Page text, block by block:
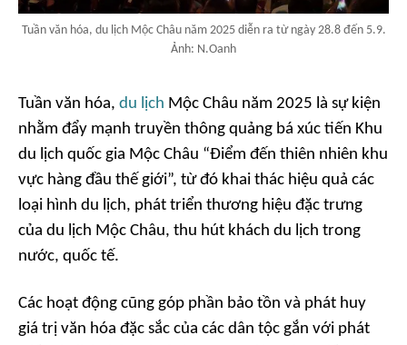
Tuần văn hóa, du lịch Mộc Châu năm 2025 diễn ra từ ngày 28.8 đến 5.9.
Ảnh: N.Oanh
Tuần văn hóa, du lịch Mộc Châu năm 2025 là sự kiện
nhằm đẩy mạnh truyền thông quảng bá xúc tiến Khu
du lịch quốc gia Mộc Châu “Điểm đến thiên nhiên khu
vực hàng đầu thế giới”, từ đó khai thác hiệu quả các
loại hình du lịch, phát triển thương hiệu đặc trưng
của du lịch Mộc Châu, thu hút khách du lịch trong
nước, quốc tế.
Các hoạt động cũng góp phần bảo tồn và phát huy
giá trị văn hóa đặc sắc của các dân tộc gắn với phát